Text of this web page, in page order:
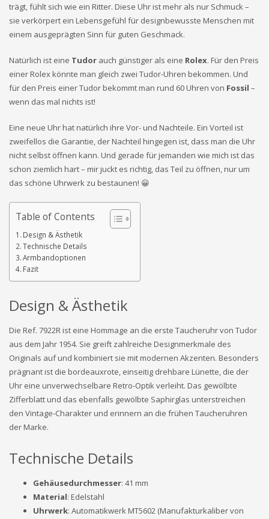
trägt, fühlt sich wie ein Ritter. Diese Uhr ist mehr als nur Schmuck –
sie verkörpert ein Lebensgefühl für designbewusste Menschen mit
einem ausgeprägten Sinn für guten Geschmack.
Natürlich ist eine Tudor auch günstiger als eine Rolex. Für den Preis
einer Rolex könnte man gleich zwei Tudor-Uhren bekommen. Und
für den Preis einer Tudor bekommt man rund 60 Uhren von Fossil –
wenn das mal nichts ist!
Eine neue Uhr hat natürlich ihre Vor- und Nachteile. Ein Vorteil ist
zweifellos die Garantie, der Nachteil hingegen ist, dass man die Uhr
nicht selbst öffnen kann. Und gerade für jemanden wie mich ist das
schon ziemlich hart – mir juckt es richtig, das Teil zu öffnen, nur um
das schöne Uhrwerk zu bestaunen! 😀
Table of Contents
Design & Ästhetik
Technische Details
Armbandoptionen
Fazit
Design & Ästhetik
Die Ref. 7922R ist eine Hommage an die erste Taucheruhr von Tudor
aus dem Jahr 1954. Sie greift zahlreiche Designmerkmale des
Originals auf und kombiniert sie mit modernen Akzenten. Besonders
prägnant ist die bordeauxrote, einseitig drehbare Lünette, die der
Uhr eine unverwechselbare Retro-Optik verleiht. Das gewölbte
Zifferblatt und das ebenfalls gewölbte Saphirglas unterstreichen
den Vintage-Charakter und erinnern an die frühen Taucheruhren
der Marke.
Technische Details
Gehäusedurchmesser: 41 mm
Material: Edelstahl
Uhrwerk: Automatikwerk MT5602 (Manufakturkaliber von